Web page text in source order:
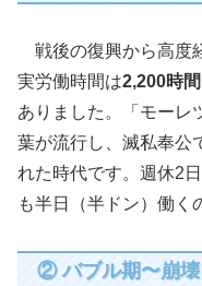
戦後の復興から高度
実労働時間は2,200時
ありました。「モーレ
葉が流行し、滅私奉公
れた時代です。週休2
も半日（半ドン）働く
② バブル期〜崩壊